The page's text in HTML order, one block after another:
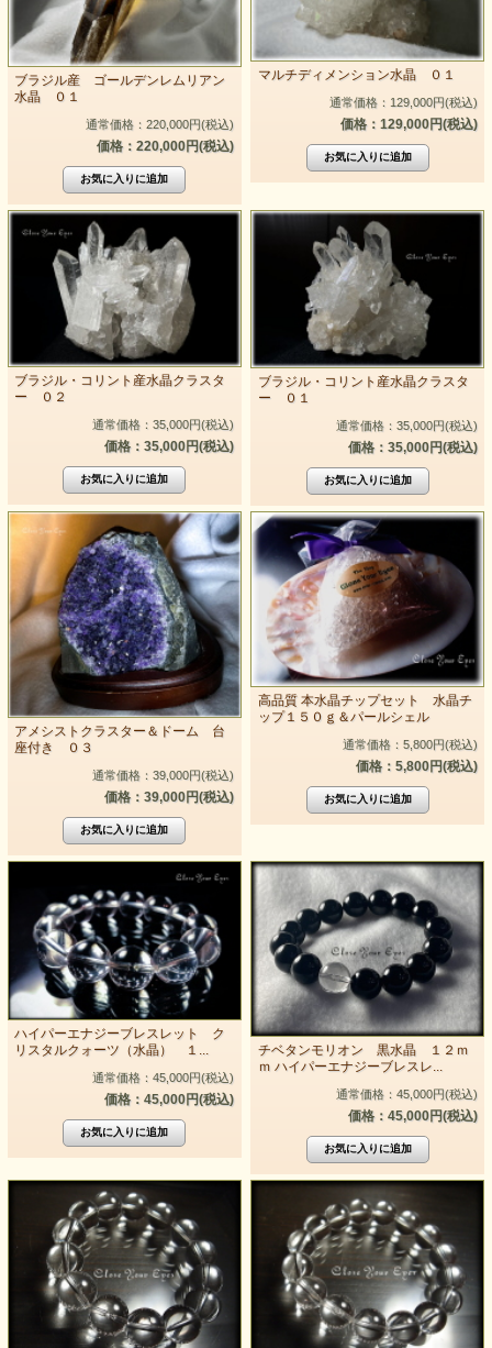
ブラジル産 ゴールデンレムリアン
水晶 ０１
通常価格：220,000円(税込)
価格：220,000円(税込)
マルチディメンション水晶 ０１
通常価格：129,000円(税込)
価格：129,000円(税込)
ブラジル・コリント産水晶クラスタ
ー ０２
通常価格：35,000円(税込)
価格：35,000円(税込)
ブラジル・コリント産水晶クラスタ
ー ０１
通常価格：35,000円(税込)
価格：35,000円(税込)
アメシストクラスター＆ドーム 台
座付き ０３
通常価格：39,000円(税込)
価格：39,000円(税込)
高品質 本水晶チップセット 水晶チ
ップ１５０ｇ＆パールシェル
通常価格：5,800円(税込)
価格：5,800円(税込)
ハイパーエナジーブレスレット ク
リスタルクォーツ（水晶） １...
通常価格：45,000円(税込)
価格：45,000円(税込)
チベタンモリオン 黒水晶 １２ｍ
ｍ ハイパーエナジーブレスレ...
通常価格：45,000円(税込)
価格：45,000円(税込)